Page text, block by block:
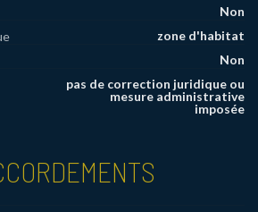
Non
zone d'habitat
Non
pas de correction juridique ou
mesure administrative
imposée